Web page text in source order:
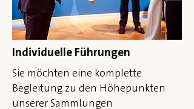
Individuelle Führungen
Sie möchten eine komplette
Begleitung zu den Höhepunkten
unserer Sammlungen